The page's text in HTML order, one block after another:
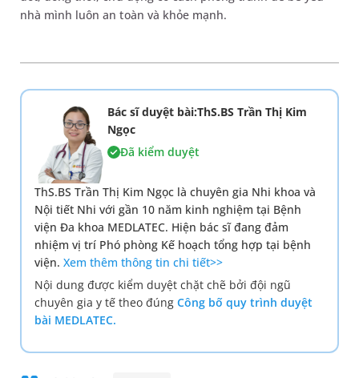
nhà mình luôn an toàn và khỏe mạnh.
Bác sĩ duyệt bài:ThS.BS Trần Thị Kim
Ngọc
Đã kiểm duyệt
ThS.BS Trần Thị Kim Ngọc là chuyên gia Nhi khoa và
Nội tiết Nhi với gần 10 năm kinh nghiệm tại Bệnh
viện Đa khoa MEDLATEC. Hiện bác sĩ đang đảm
nhiệm vị trí Phó phòng Kế hoạch tổng hợp tại bệnh
viện. Xem thêm thông tin chi tiết>>
Nội dung được kiểm duyệt chặt chẽ bởi đội ngũ
chuyên gia y tế theo đúng Công bố quy trình duyệt
bài MEDLATEC.